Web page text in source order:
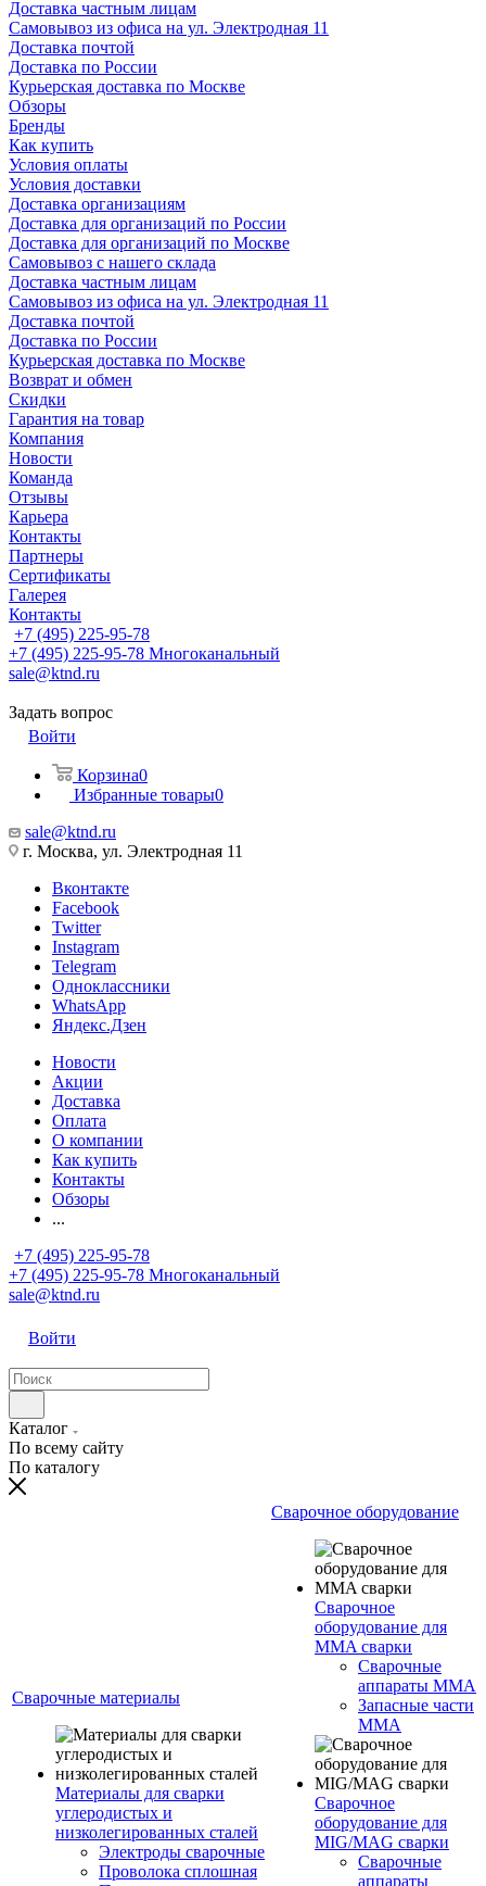
Доставка частным лицам
Самовывоз из офиса на ул. Электродная 11
Доставка почтой
Доставка по России
Курьерская доставка по Москве
Обзоры
Бренды
Как купить
Условия оплаты
Условия доставки
Доставка организациям
Доставка для организаций по России
Доставка для организаций по Москве
Самовывоз с нашего склада
Доставка частным лицам
Самовывоз из офиса на ул. Электродная 11
Доставка почтой
Доставка по России
Курьерская доставка по Москве
Возврат и обмен
Скидки
Гарантия на товар
Компания
Новости
Команда
Отзывы
Карьера
Контакты
Партнеры
Сертификаты
Галерея
Контакты
+7 (495) 225-95-78
+7 (495) 225-95-78 Многоканальный
sale@ktnd.ru
Задать вопрос
Войти
Корзина0
Избранные товары0
sale@ktnd.ru
г. Москва, ул. Электродная 11
Вконтакте
Facebook
Twitter
Instagram
Telegram
Одноклассники
WhatsApp
Яндекс.Дзен
Новости
Акции
Доставка
Оплата
О компании
Как купить
Контакты
Обзоры
...
+7 (495) 225-95-78
+7 (495) 225-95-78 Многоканальный
sale@ktnd.ru
Войти
Каталог
По всему сайту
По каталогу
Сварочные материалы
Материалы для сварки
углеродистых и
низколегированных сталей
Электроды сварочные
Проволока сплошная
Сварочное оборудование
Сварочное
оборудование для
MMA сварки
Сварочные
аппараты MMA
Запасные части
MMA
Сварочное
оборудование для
MIG/MAG сварки
Сварочные
аппараты